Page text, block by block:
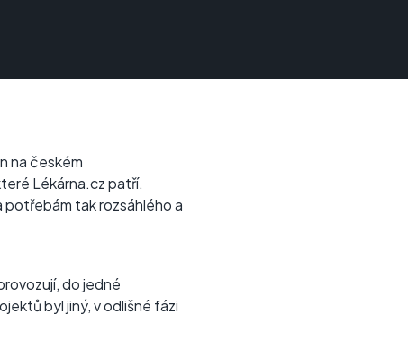
na českém
Lékárna.cz patří.
tak rozsáhlého a
do jedné
byl jiný, v odlišné fázi